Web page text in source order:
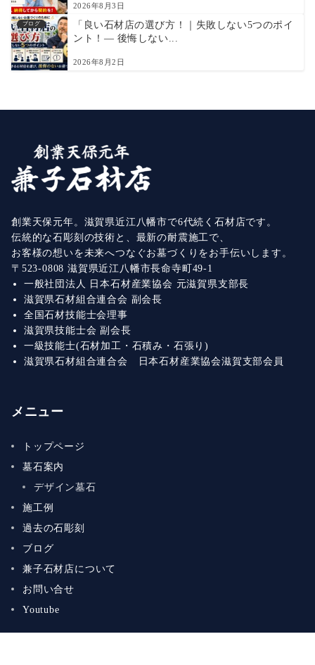
2026年8月3日
ブログ
「良い石材店の選び方！｜失敗しない5つのポイ
ント！― 後悔しない...
2026年8月2日
創業天保元年。滋賀県近江八幡市で6代続く石材店です。
伝統的な石彫刻の技術と、最新の耐震施工で、
お客様の想いを未来へつなぐお墓づくりをお手伝いします。
〒523-0808 滋賀県近江八幡市長命寺町49-1
一般社団法人 日本石材産業協会 元滋賀県支部長
滋賀県石材組合連合会 副会長
全国石材技能士会理事
滋賀県技能士会 副会長
一級技能士(石材加工・石積み・石張り)
滋賀県石材組合連合会 日本石材産業協会滋賀支部会員
メニュー
トップページ
墓石案内
デザイン墓石
施工例
過去の石彫刻
ブログ
兼子石材店について
お問い合せ
Youtube